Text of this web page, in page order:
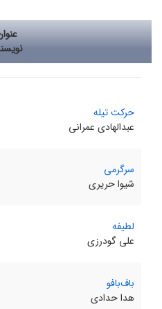
حرکت تیله
عبدالهادی عمرانی
سرگرمی
شیوا حریری
لطیفه
علی گودرزی
باف‌بافو
هدا حدادی